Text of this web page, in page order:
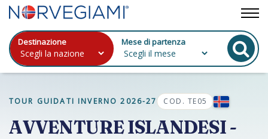
Destinazione Mese di partenza
TOUR GUIDATI INVERNO 2026-27 COD. TE05
AVVENTURE ISLANDESI -